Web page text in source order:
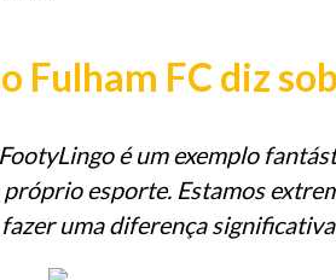
Fulham FC diz
é um exemplo
esporte. Estamos
uma diferença